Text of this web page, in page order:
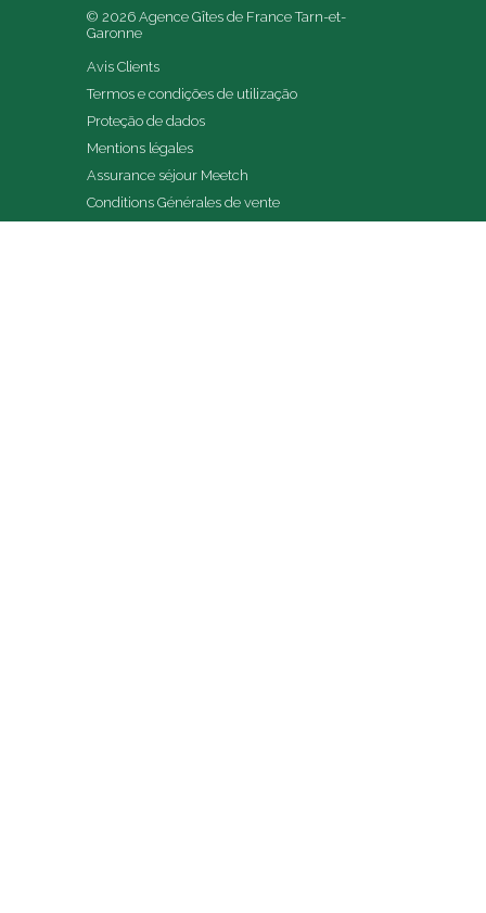
© 2026 Agence Gîtes de France Tarn-et-
Garonne
Avis Clients
Termos e condições de utilização
Proteção de dados
Mentions légales
Assurance séjour Meetch
Conditions Générales de vente